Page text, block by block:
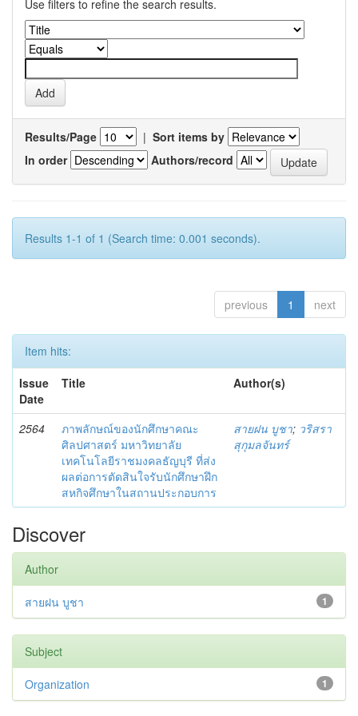
Use filters to refine the search results.
Results/Page | Sort items by
In order
Authors/record
Results 1-1 of 1 (Search time: 0.001 seconds).
previous 1 next
Item hits:
Issue
Date
Title Author(s)
2564
ภาพลักษณ์ของนักศึกษาคณะ
ศิลปศาสตร์ มหาวิทยาลัย
เทคโนโลยีราชมงคลธัญบุรี ที่ส่ง
ผลต่อการตัดสินใจรับนักศึกษาฝึก
สหกิจศึกษาในสถานประกอบการ
สายฝน บูชา; วริสรา
สุกุมลจันทร์
Discover
Author
1
สายฝน บูชา
Subject
1
Organization